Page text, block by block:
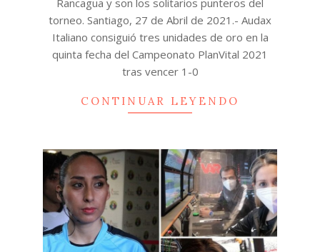
torneo. Santiago, 27 de Abril de 2021.- Audax
Italiano consiguió tres unidades de oro en la
quinta fecha del Campeonato PlanVital 2021
tras vencer 1-0
CONTINUAR LEYENDO